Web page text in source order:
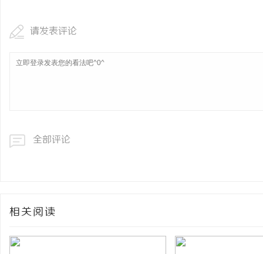
请发表评论
全部评论
相关阅读